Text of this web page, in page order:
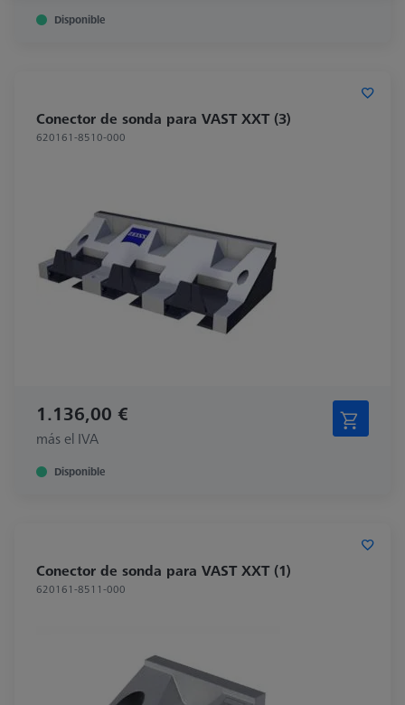
Disponible
Conector de sonda para VAST XXT (3)
620161-8510-000
1.136,00 €
más el IVA
Disponible
Conector de sonda para VAST XXT (1)
620161-8511-000